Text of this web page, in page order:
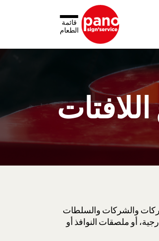
قائمة
الطعام
والشركات والسلطات
أو ملصقات النوافذ أو
لوحة إدارة ملفات تعريف الارتباط